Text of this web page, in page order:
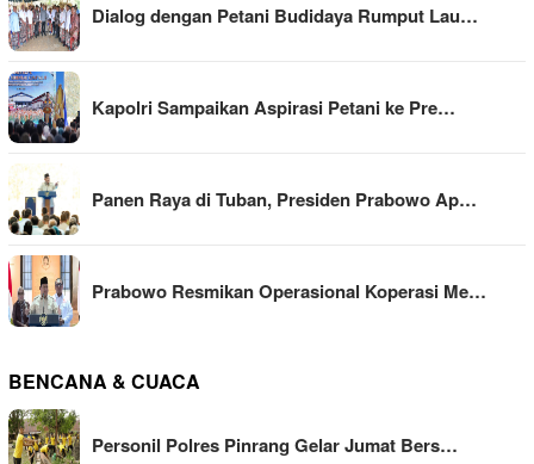
Dialog dengan Petani Budidaya Rumput Lau…
Kapolri Sampaikan Aspirasi Petani ke Pre…
Panen Raya di Tuban, Presiden Prabowo Ap…
Prabowo Resmikan Operasional Koperasi Me…
BENCANA & CUACA
Personil Polres Pinrang Gelar Jumat Bers…